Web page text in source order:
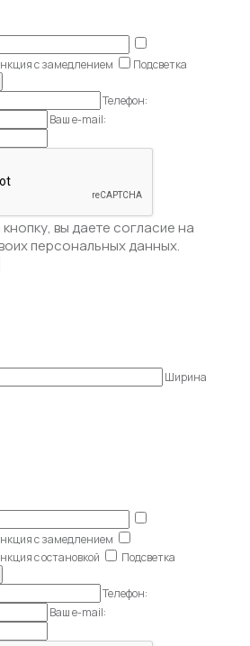
с замедлением
Подсветка
Телефон:
Ваш e-mail:
вы даете согласие на
персональных данных.
Ширина
с замедлением
с остановкой
Подсветка
Телефон:
Ваш e-mail: